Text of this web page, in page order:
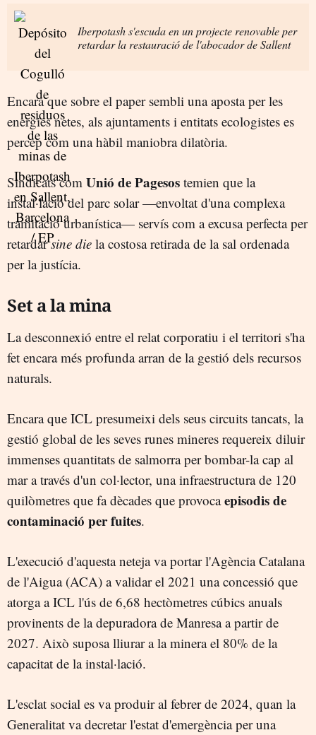
Iberpotash s'escuda en un projecte renovable per
retardar la restauració de l'abocador de Sallent
Encara que sobre el paper sembli una aposta per les
energies netes, als ajuntaments i entitats ecologistes es
percep com una hàbil maniobra dilatòria.
Sindicats com Unió de Pagesos temien que la
instal·lació del parc solar —envoltat d'una complexa
tramitació urbanística— servís com a excusa perfecta per
retardarsine die la costosa retirada de la sal ordenada
per la justícia.
Set a la mina
La desconnexió entre el relat corporatiu i el territori s'ha
fet encara més profunda arran de la gestió dels recursos
naturals.
Encara que ICL presumeixi dels seus circuits tancats, la
gestió global de les seves runes mineres requereix diluir
immenses quantitats de salmorra per bombar-la cap al
mar a través d'un col·lector, una infraestructura de 120
quilòmetres que fa dècades que provocaepisodis de
contaminació per fuites.
L'execució d'aquesta neteja va portar l'Agència Catalana
de l'Aigua (ACA) a validar el 2021 una concessió que
atorga a ICL l'ús de 6,68 hectòmetres cúbics anuals
provinents de la depuradora de Manresa a partir de
2027. Això suposa lliurar a la minera el 80% de la
capacitat de la instal·lació.
L'esclat social es va produir al febrer de 2024, quan la
Generalitat va decretar l'estat d'emergència per una